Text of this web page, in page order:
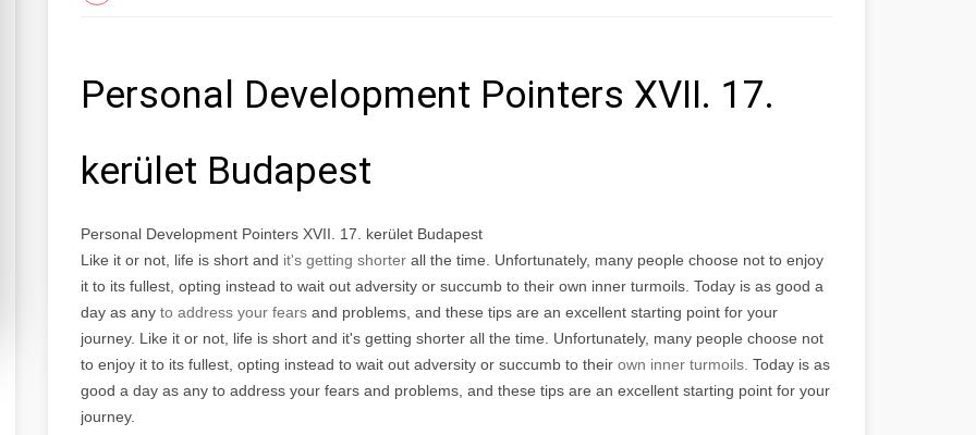
Personal Development Pointers XVII. 17.
kerület Budapest
Personal Development Pointers XVII. 17. kerület Budapest
Like it or not, life is short and it's getting shorter all the time. Unfortunately, many people choose not to enjoy
it to its fullest, opting instead to wait out adversity or succumb to their own inner turmoils. Today is as good a
day as any to address your fears and problems, and these tips are an excellent starting point for your
journey. Like it or not, life is short and it's getting shorter all the time. Unfortunately, many people choose not
to enjoy it to its fullest, opting instead to wait out adversity or succumb to their own inner turmoils. Today is as
good a day as any to address your fears and problems, and these tips are an excellent starting point for your
journey.